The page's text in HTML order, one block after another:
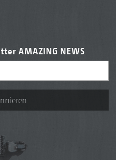
AMAZING NEWS